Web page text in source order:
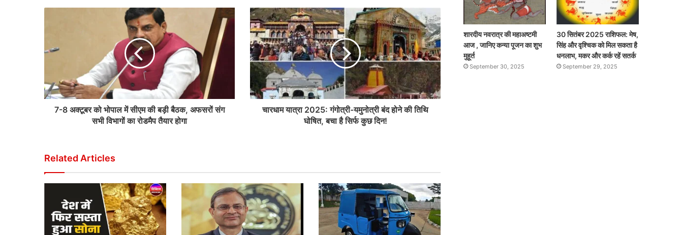
7-8 अक्टूबर को भोपाल में सीएम की बड़ी बैठक, अफसरों संग
सभी विभागों का रोडमैप तैयार होगा
चारधाम यात्रा 2025: गंगोत्री-यमुनोत्री बंद होने की तिथि
घोषित, बचा है सिर्फ कुछ दिन!
Related Articles
शारदीय नवरात्र की महाअष्टमी
आज , जानिए कन्या पूजन का शुभ
मुहूर्त
September 30, 2025
30 सितंबर 2025 राशिफल: मेष,
सिंह और वृश्चिक को मिल सकता है
धनलाभ, मकर और कर्क रहें सतर्क
September 29, 2025